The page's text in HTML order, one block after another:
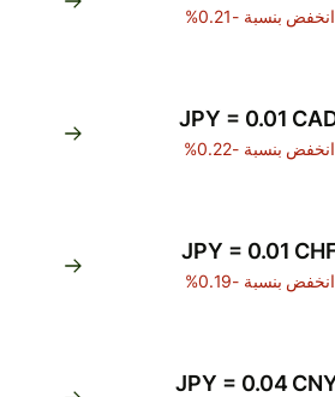
انخفض بنسبة -0.21%
انخفض بنسبة -0.22%
انخفض بنسبة -0.19%